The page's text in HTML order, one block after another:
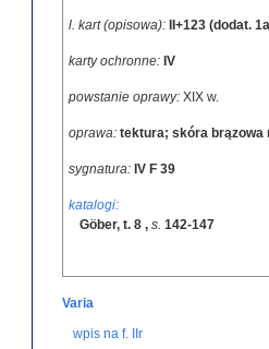
l. kart (opisowa): II+123 (dodat.
karty ochronne: IV
powstanie oprawy: XIX w.
oprawa: tektura; skóra brązowa
sygnatura: IV F 39
katalogi:
Göber, t. 8 , s. 142-147
Varia
wpis na f. IIr